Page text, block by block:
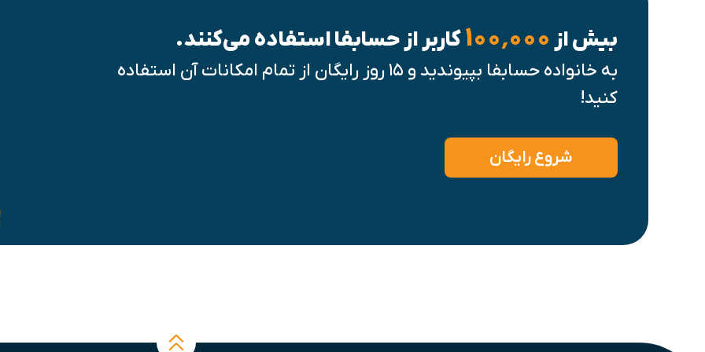
بیش از ۱۰۰٬۰۰۰کاربر از حسابفا استفاده می‌کنند.
به خانواده حسابفا بپیوندید و ۱۵ روز رایگان از تمام امکانات آن استفاده
کنید!
شروع رایگان